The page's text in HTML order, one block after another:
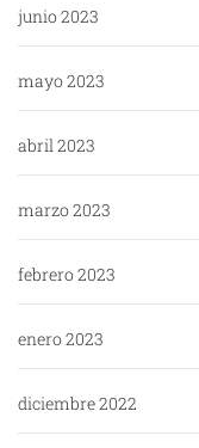
junio 2023
mayo 2023
abril 2023
marzo 2023
febrero 2023
enero 2023
diciembre 2022